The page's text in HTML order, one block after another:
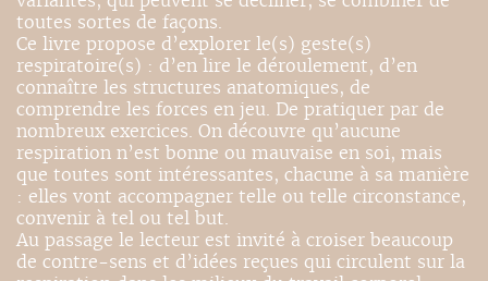
toutes sortes de façons.
Ce livre propose d’explorer le(s) geste(s)
respiratoire(s) : d’en lire le déroulement, d’en
connaître les structures anatomiques, de
comprendre les forces en jeu. De pratiquer par de
nombreux exercices. On découvre qu’aucune
respiration n’est bonne ou mauvaise en soi, mais
que toutes sont intéressantes, chacune à sa manière
: elles vont accompagner telle ou telle circonstance,
convenir à tel ou tel but.
Au passage le lecteur est invité à croiser beaucoup
de contre-sens et d’idées reçues qui circulent sur la